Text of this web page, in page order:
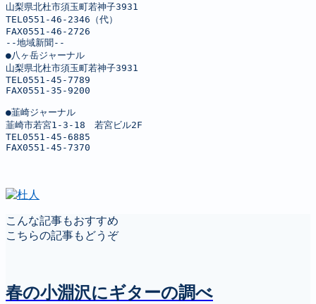
山梨県北杜市須玉町若神子3931
TEL0551-46-2346（代）
FAX0551-46-2726
--地域新聞--
●八ヶ岳ジャーナル
山梨県北杜市須玉町若神子3931
TEL0551-45-7789
FAX0551-35-9200
●韮崎ジャーナル
韮崎市若宮1-3-18　若宮ビル2F
TEL0551-45-6885
FAX0551-45-7370
こんな記事もおすすめ
こちらの記事もどうぞ
春の小淵沢にギターの調べ